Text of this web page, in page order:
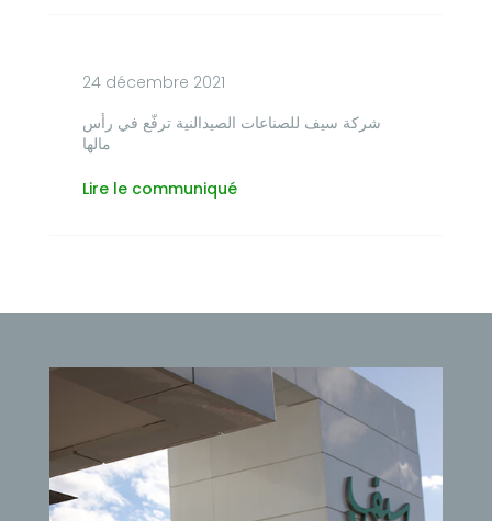
24 décembre 2021
شركة سيف للصناعات الصيدالنية ترفّع في رأس
مالها
Lire le communiqué